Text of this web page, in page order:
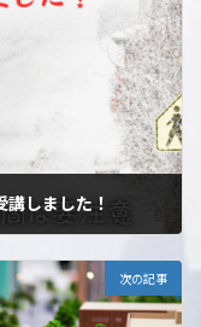
しました！
次の記事